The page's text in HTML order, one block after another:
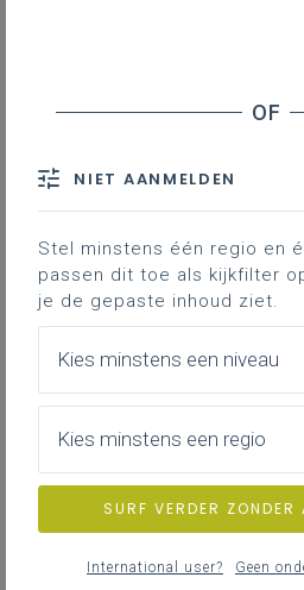
NIET AANMELDEN
Stel minstens één regio en
passen dit toe als kijkfilter
je de gepaste inhoud ziet.
Kies minstens een niveau
Kies minstens een regio
SURF VERDER ZONDER
International user? Geen